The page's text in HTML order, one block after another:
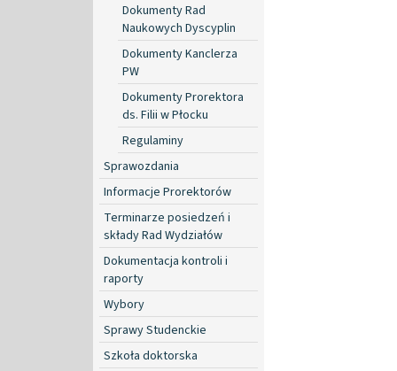
Dokumenty Rad
Naukowych Dyscyplin
Dokumenty Kanclerza
PW
Dokumenty Prorektora
ds. Filii w Płocku
Regulaminy
Sprawozdania
Informacje Prorektorów
Terminarze posiedzeń i
składy Rad Wydziałów
Dokumentacja kontroli i
raporty
Wybory
Sprawy Studenckie
Szkoła doktorska